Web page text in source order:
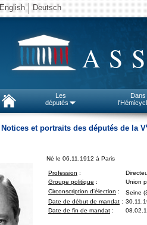
English Deutsch
Les
députés
Dans
Notices et portraits des députés de la V
Né le 06.11.1912 à Paris
Profession :
Groupe politique :
Union
Circonscription d'élection : Seine
Date de début de mandat :
Date de fin de mandat :